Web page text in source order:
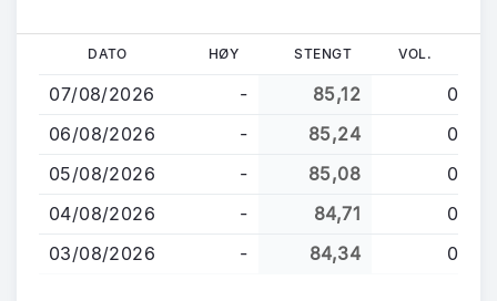
hovedinnhold
DATO HØY STENGT VOL.
07/08/2026 - 85,12
0
06/08/2026
- 85,24
0
05/08/2026
- 85,08
0
04/08/2026
- 84,71
0
03/08/2026
- 84,34 0